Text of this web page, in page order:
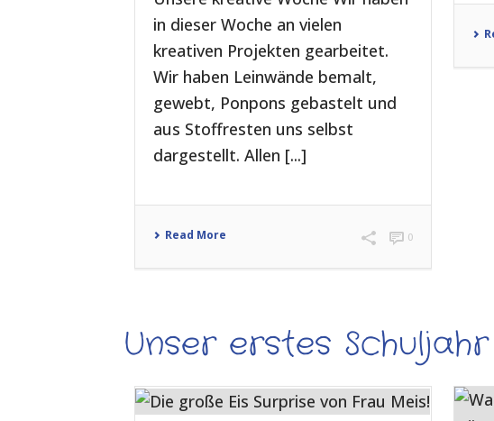
in dieser Woche an vielen
kreativen Projekten gearbeitet.
Wir haben Leinwände bemalt,
gewebt, Ponpons gebastelt und
aus Stoffresten uns selbst
dargestellt. Allen [...]
Read More 0
Unser erstes Schuljahr